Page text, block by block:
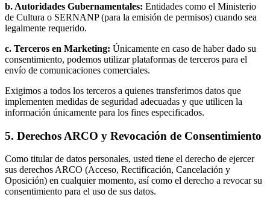
b. Autoridades Gubernamentales: Entidades como el Ministerio
de Cultura o SERNANP (para la emisión de permisos) cuando sea
legalmente requerido.
c. Terceros en Marketing: Únicamente en caso de haber dado su
consentimiento, podemos utilizar plataformas de terceros para el
envío de comunicaciones comerciales.
Exigimos a todos los terceros a quienes transferimos datos que
implementen medidas de seguridad adecuadas y que utilicen la
información únicamente para los fines especificados.
5. Derechos ARCO y Revocación de Consentimiento
Como titular de datos personales, usted tiene el derecho de ejercer
sus derechos ARCO (Acceso, Rectificación, Cancelación y
Oposición) en cualquier momento, así como el derecho a revocar su
consentimiento para el uso de sus datos.